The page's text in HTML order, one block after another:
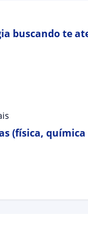
buscando te
(física,